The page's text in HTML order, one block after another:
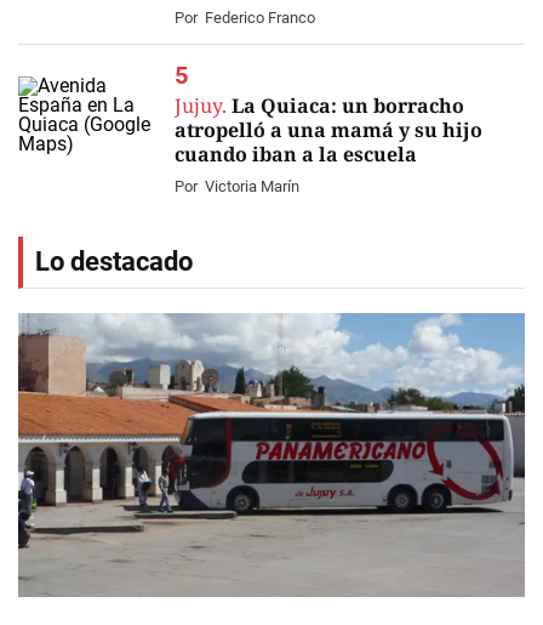
Por Federico Franco
Jujuy. La Quiaca: un borracho
atropelló a una mamá y su hijo
cuando iban a la escuela
Por Victoria Marín
Lo destacado